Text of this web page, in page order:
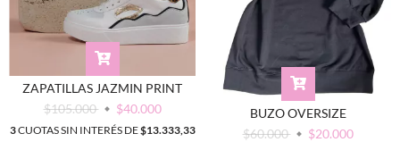
ZAPATILLAS JAZMIN PRINT
$105.000
$40.000
3CUOTAS SIN INTERÉS DE$13.333,33
BUZO OVERSIZE
$60.000
$20.000